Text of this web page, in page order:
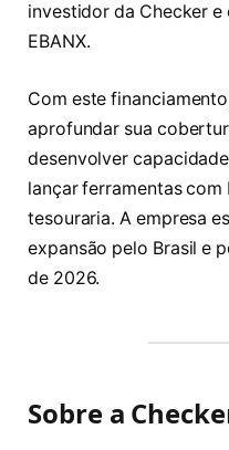
investidor da Checker
EBANX.
Com este
aprofundar sua
desenvolver
lançar ferramentas
tesouraria. A empresa
expansão pelo Brasil e
de 2026.
Sobre a